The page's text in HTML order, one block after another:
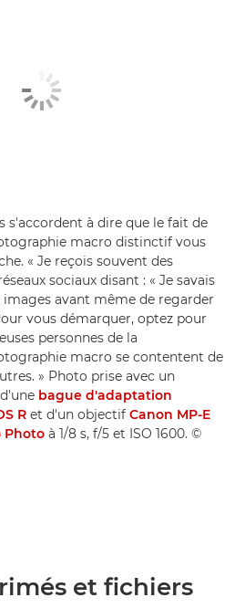
s'accordent à dire que le fait de
macro distinctif vous
« Je reçois souvent des
sociaux disant : « Je savais
avant même de regarder
vous démarquer, optez pour
personnes de la
macro se contentent de
» Photo prise avec un
bague d'adaptation
R et d'un objectif Canon MP-E
Photo à 1/8 s, f/5 et ISO 1600. ©
et fichiers